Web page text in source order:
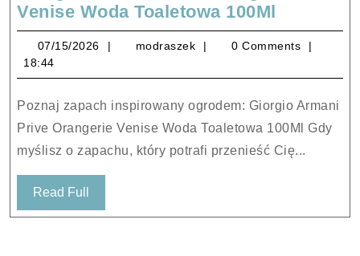
Venise Woda Toaletowa 100Ml
Armani
Prive
Woda
100Ml
07/15/2026 07/15/2026
modraszek modraszek
0 Comments
18:44
Poznaj zapach inspirowany ogrodem: Giorgio Armani
Prive Orangerie Venise Woda Toaletowa 100Ml Gdy
myślisz o zapachu, który potrafi przenieść Cię...
Read Full
Full